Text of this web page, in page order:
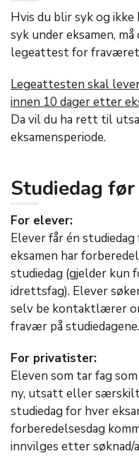
Hvis du blir syk og
syk under eksamen,
legeattest for
Legeattesten skal
innen 10 dager etter
Da vil du ha rett til
eksamensperiode.
Studiedag før
For elever:
Elever får én
eksamen har
studiedag (gjelder kun
idrettsfag). Elever
selv be kontaktlærer
fravær på studiedagene.
For privatister:
Eleven som tar fag
ny, utsatt eller særskilt
studiedag for hver
forberedelsesdag
innvilges etter